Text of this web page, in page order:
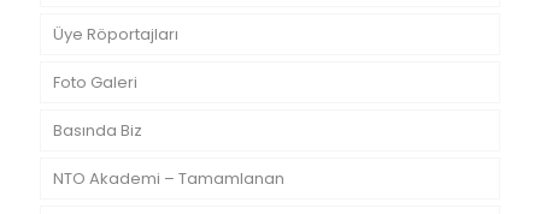
Üye Röportajları
Foto Galeri
Basında Biz
NTO Akademi – Tamamlanan